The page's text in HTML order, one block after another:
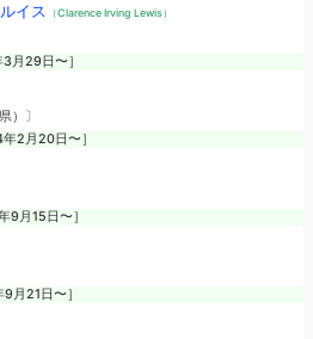
イス （Clarence Irving Lewis）
月29日〜］
）〕
2月20日〜］
9月15日〜］
月21日〜］